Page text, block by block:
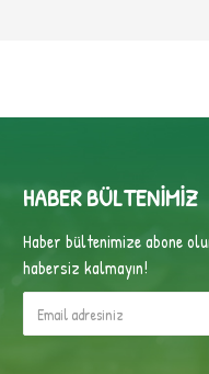
HABER BÜLTENIMIZ
Haber bültenimize abone
habersiz kalmayın!